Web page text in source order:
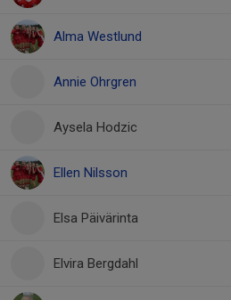
Alma Westlund
Annie Ohrgren
Aysela Hodzic
Ellen Nilsson
Elsa Päivärinta
Elvira Bergdahl